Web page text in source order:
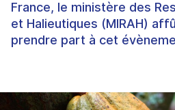
France, le ministère des
et Halieutiques (MIRAH)
prendre part à cet